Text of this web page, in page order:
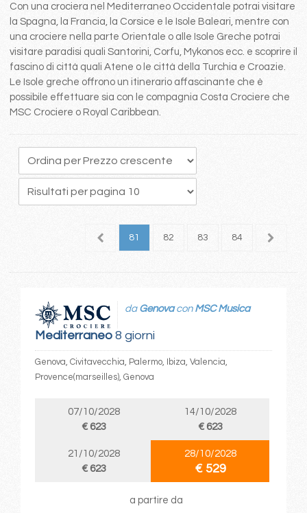
Con una crociera nel Mediterraneo Occidentale potrai visitare
la Spagna, la Francia, la Corsice e le Isole Baleari, mentre con
una crociere nella parte Orientale o alle Isole Greche potrai
visitare paradisi quali Santorini, Corfu, Mykonos ecc. e scoprire il
fascino di città quali Atene o le città della Turchia e Croazie.
Le Isole greche offrono un itinerario affascinante che è
possibile effettuare sia con le compagnia Costa Crociere che
MSC Crociere o Royal Caribbean.
80 81 82 83 84 85
Mediterraneo8 giorni
da Genovacon MSC Musica
Genova, Civitavecchia, Palermo, Ibiza, Valencia,
Provence(marseilles), Genova
07/10/2028
€ 623
14/10/2028
€ 623
21/10/2028
€ 623
28/10/2028
€ 529
a partire da